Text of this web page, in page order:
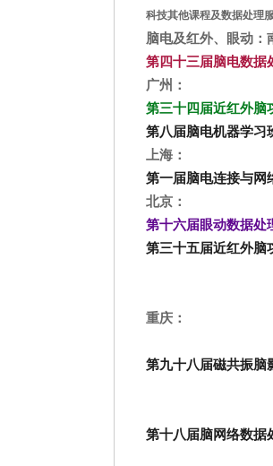
科技其他课程及数据处理
脑电及红外、眼动：
第四十三届脑电数据
广州：
第三十四届近红外脑
第八届脑电机器学习
上海：
第一届脑电连接与网
北京：
第十六届眼动数据处
第三十五届近红外脑
重庆：
第九十八届磁共振脑
第十八届脑网络数据